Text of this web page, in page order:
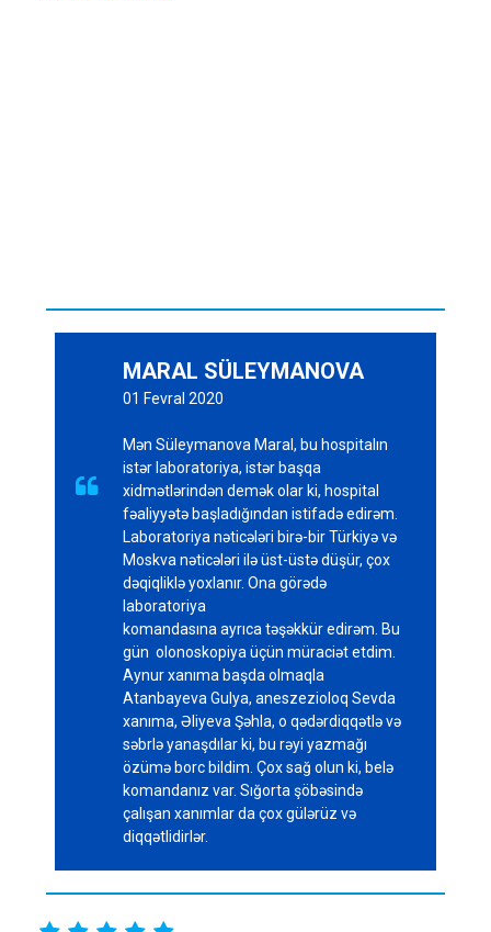

MARAL SÜLEYMANOVA
01 Fevral 2020
Mən Süleymanova Maral, bu hospitalın
istər laboratoriya, istər başqa
xidmətlərindən demək olar ki, hospital
fəaliyyətə başladığından istifadə edirəm.
Laboratoriya nəticələri birə-bir Türkiyə və
Moskva nəticələri ilə üst-üstə düşür, çox
dəqiqliklə yoxlanır. Ona görədə
laboratoriya
komandasına ayrıca təşəkkür edirəm. Bu
gün olonoskopiya üçün müraciət etdim.
Aynur xanıma başda olmaqla
Atanbayeva Gulya, aneszezioloq Sevda
xanıma, Əliyeva Şəhla, o qədərdiqqətlə və
səbrlə yanaşdılar ki, bu rəyi yazmağı
özümə borc bildim. Çox sağ olun ki, belə
komandanız var. Sığorta şöbəsində
çalışan xanımlar da çox gülərüz və
diqqətlidirlər.